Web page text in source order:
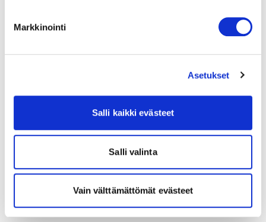
Markkinointi
Asetukset
Salli kaikki evästeet
Salli valinta
Vain välttämättömät evästeet